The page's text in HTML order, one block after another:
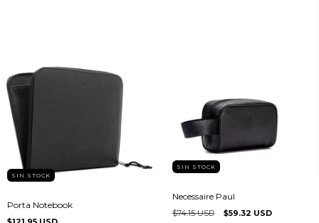
SIN STOCK
Porta Notebook
SIN STOCK
Necessaire Paul
$74.15 USD $59.32 USD